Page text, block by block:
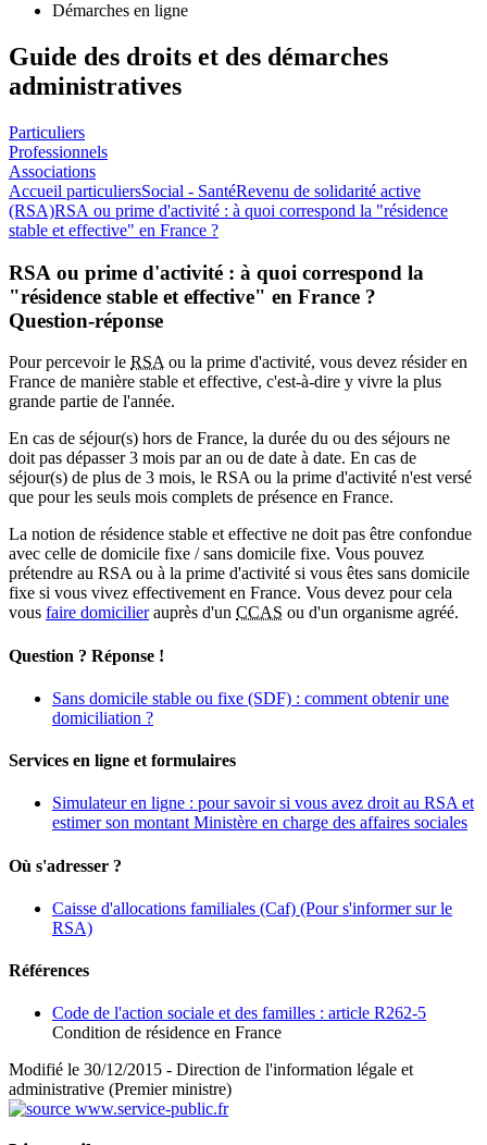
Démarches en ligne
Guide des droits et des démarches
administratives
Particuliers
Professionnels
Associations
Accueil particuliersSocial - SantéRevenu de solidarité active
(RSA)RSA ou prime d'activité : à quoi correspond la "résidence
stable et effective" en France ?
RSA ou prime d'activité : à quoi correspond la
"résidence stable et effective" en France ?
Question-réponse
Pour percevoir le RSA ou la prime d'activité, vous devez résider en
France de manière stable et effective, c'est-à-dire y vivre la plus
grande partie de l'année.
En cas de séjour(s) hors de France, la durée du ou des séjours ne
doit pas dépasser 3 mois par an ou de date à date. En cas de
séjour(s) de plus de 3 mois, le RSA ou la prime d'activité n'est versé
que pour les seuls mois complets de présence en France.
La notion de résidence stable et effective ne doit pas être confondue
avec celle de domicile fixe / sans domicile fixe. Vous pouvez
prétendre au RSA ou à la prime d'activité si vous êtes sans domicile
fixe si vous vivez effectivement en France. Vous devez pour cela
vous faire domicilierauprès d'un CCAS ou d'un organisme agréé.
Question ? Réponse !
Sans domicile stable ou fixe (SDF) : comment obtenir une
domiciliation ?
Services en ligne et formulaires
Simulateur en ligne : pour savoir si vous avez droit au RSA et
estimer son montant Ministère en charge des affaires sociales
Où s'adresser ?
Caisse d'allocations familiales (Caf) (Pour s'informer sur le
RSA)
Références
Code de l'action sociale et des familles : article R262-5
Condition de résidence en France
Modifié le 30/12/2015 - Direction de l'information légale et
administrative (Premier ministre)